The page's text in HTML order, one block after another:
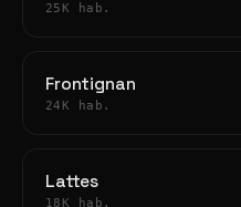
25K hab.
Frontignan
24K hab.
Lattes
18K hab.